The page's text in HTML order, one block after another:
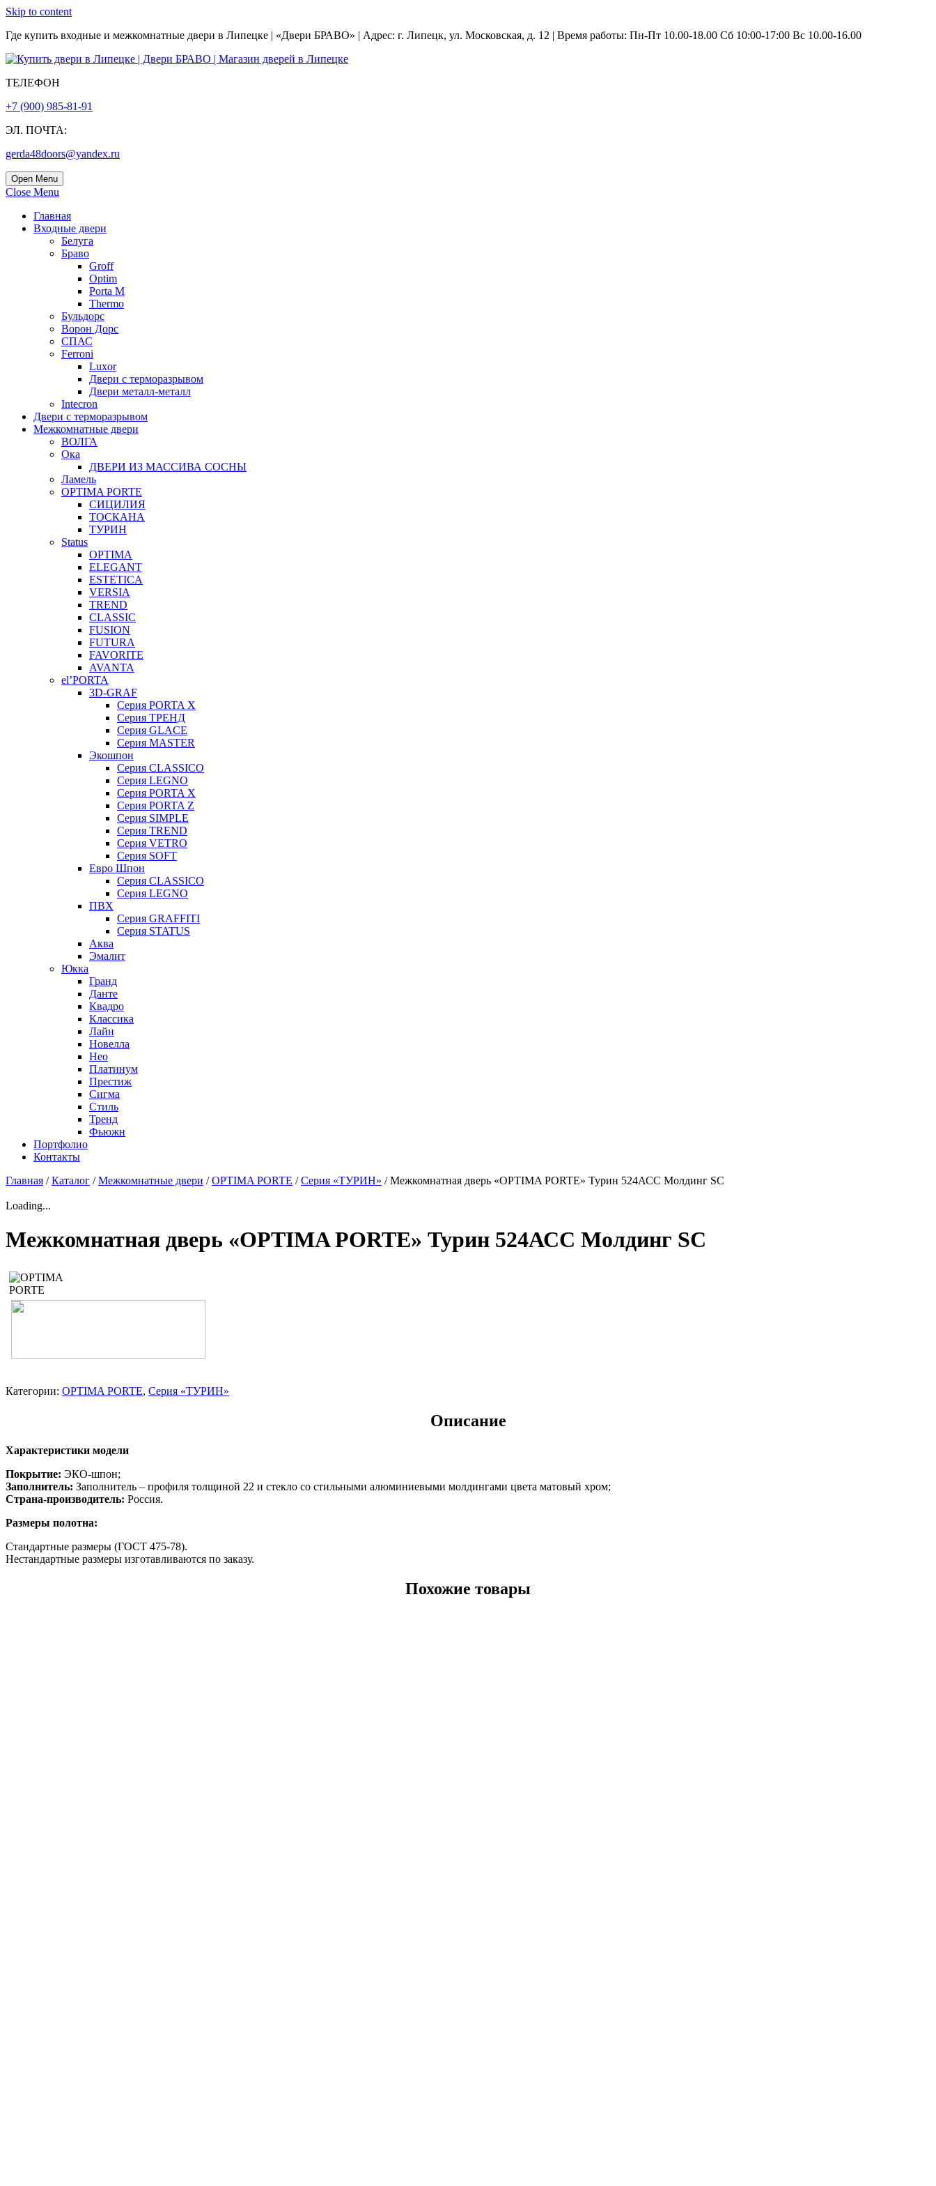
Skip to content
Где купить входные и межкомнатные двери в Липецке | «Двери БРАВО» | Адрес: г. Липецк, ул. Московская, д. 12 | Время работы: Пн-Пт 10.00-18.00 Сб 10:00-17:00 Вс 10.00-16.00
ТЕЛЕФОН
+7 (900) 985-81-91
ЭЛ. ПОЧТА:
gerda48doors@yandex.ru
Open Menu
Close Menu
Главная
Входные двери
Белуга
Браво
Groff
Optim
Porta М
Thermo
Бульдорс
Ворон Дорс
СПАС
Ferroni
Luxor
Двери с терморазрывом
Двери металл-металл
Intecron
Двери с терморазрывом
Межкомнатные двери
ВОЛГА
Ока
ДВЕРИ ИЗ МАССИВА СОСНЫ
Ламель
OPTIMA PORTE
СИЦИЛИЯ
ТОСКАНА
ТУРИН
Status
OPTIMA
ELEGANT
ESTETICA
VERSIA
TREND
CLASSIC
FUSION
FUTURA
FAVORITE
AVANTA
el’PORTA
3D-GRAF
Серия PORTA X
Серия ТРЕНД
Серия GLACE
Серия MASTER
Экошпон
Серия CLASSICO
Серия LEGNO
Серия PORTA X
Серия PORTA Z
Серия SIMPLE
Серия TREND
Серия VETRO
Серия SOFT
Евро Шпон
Серия CLASSICO
Серия LEGNO
ПВХ
Серия GRAFFITI
Серия STATUS
Аква
Эмалит
Юкка
Гранд
Данте
Квадро
Классика
Лайн
Новелла
Нео
Платинум
Престиж
Сигма
Стиль
Тренд
Фьюжн
Портфолио
Контакты
Главная /Каталог /Межкомнатные двери /OPTIMA PORTE /Серия «ТУРИН» / Межкомнатная дверь «OPTIMA PORTE» Турин 524АСС Молдинг SC
Loading...
Межкомнатная дверь «OPTIMA PORTE» Турин 524АСС Молдинг SC
Категории: OPTIMA PORTE, Серия «ТУРИН»
Описание
Характеристики модели
Покрытие: ЭКО-шпон;
Заполнитель: Заполнитель – профиля толщиной 22 и стекло со стильными алюминиевыми молдингами цвета матовый хром;
Страна-производитель: Россия.
Размеры полотна:
Стандартные размеры (ГОСТ 475-78).
Нестандартные размеры изготавливаются по заказу.
Похожие товары